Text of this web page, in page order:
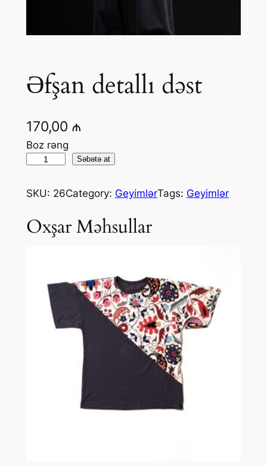
Əfşan detallı dəst
170,00 ₼
Boz rəng
Səbətə at
SKU: 26Category: GeyimlərTags: Geyimlər
Oxşar Məhsullar